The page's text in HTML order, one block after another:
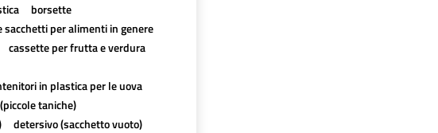
borsette
sacchetti per alimenti in genere
cassette per frutta e verdura
in plastica per le uova
taniche)
detersivo (sacchetto vuoto)